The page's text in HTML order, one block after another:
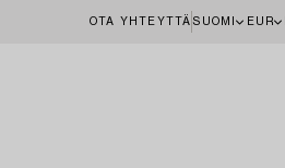
OTA YHTEYTTÄ SUOMI EUR